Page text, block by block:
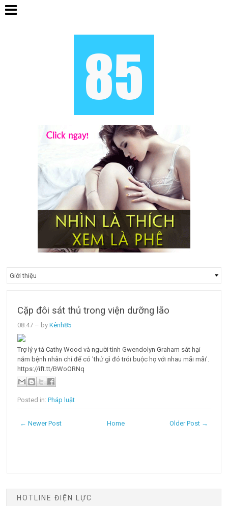
Cặp đôi sát thủ trong viện dưỡng lão
08:47 – byKênh85
Trợ lý y tá Cathy Wood và người tình Gwendolyn Graham sát hại
năm bệnh nhân chỉ để có 'thứ gì đó trói buộc họ với nhau mãi mãi'.
https://ift.tt/BWoORNq
Posted in:Pháp luật
← Newer Post Older Post →
Home
HOTLINE ĐIỆN LỰC